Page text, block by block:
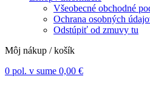
Všeobecné obchodné
Ochrana osobných
Odstúpiť od zmuvy tu
Môj nákup / košík
0 pol. v sume 0,00 €